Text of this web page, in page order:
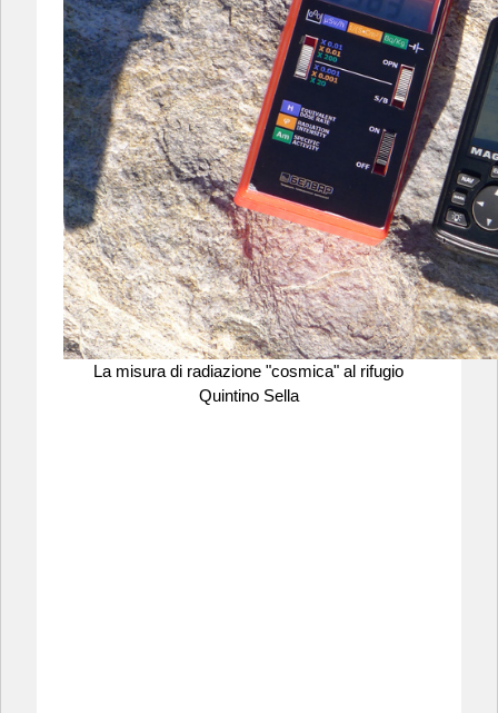
La misura di radiazione "cosmica" al rifugio
Quintino Sella